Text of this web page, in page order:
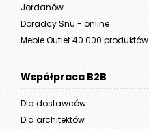
Jordanów
Doradcy Snu - online
Meble Outlet 40.000 produktów
Współpraca B2B
Dla dostawców
Dla architektów